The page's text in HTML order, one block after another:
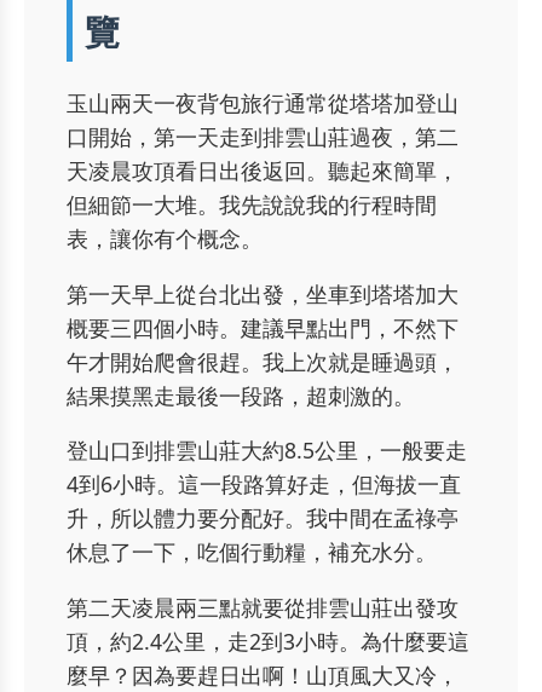
覽
玉山兩天一夜背包旅行通常從塔塔加登山
口開始，第一天走到排雲山莊過夜，第二
天凌晨攻頂看日出後返回。聽起來簡單，
但細節一大堆。我先說說我的行程時間
表，讓你有个概念。
第一天早上從台北出發，坐車到塔塔加大
概要三四個小時。建議早點出門，不然下
午才開始爬會很趕。我上次就是睡過頭，
結果摸黑走最後一段路，超刺激的。
登山口到排雲山莊大約8.5公里，一般要走
4到6小時。這一段路算好走，但海拔一直
升，所以體力要分配好。我中間在孟祿亭
休息了一下，吃個行動糧，補充水分。
第二天凌晨兩三點就要從排雲山莊出發攻
頂，約2.4公里，走2到3小時。為什麼要這
麼早？因為要趕日出啊！山頂風大又冷，